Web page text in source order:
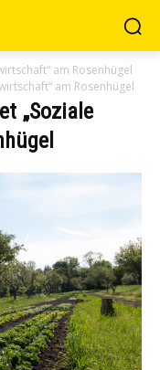
am Rosenhügel
am Rosenhügel
„Soziale